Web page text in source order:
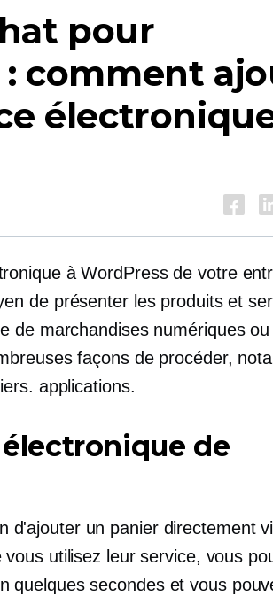
pour
: comment
à WordPress de votre
de présenter les produits et
de marchandises numériques ou
façons de procéder,
applications.
de
d'ajouter un panier directement
utilisez leur service, vous
quelques secondes et vous